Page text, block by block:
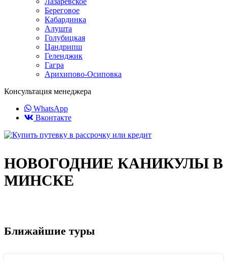
Береговое
Кабардинка
Алушта
Голубицкая
Цандрипш
Геленджик
Гагра
Арихипово-Осиповка
Консультация менеджера
WhatsApp
Вконтакте
НОВОГОДНИЕ КАНИКУЛЫ В
МИНСКЕ
Ближайшие туры